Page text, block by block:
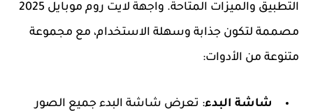
التطبيق والميزات المتاحة. واجهة لايت روم موبايل 2025
مصممة لتكون جذابة وسهلة الاستخدام، مع مجموعة
متنوعة من الأدوات:
شاشة البدء: تعرض شاشة البدء جميع الصور